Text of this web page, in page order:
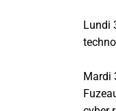
Lundi
Mardi